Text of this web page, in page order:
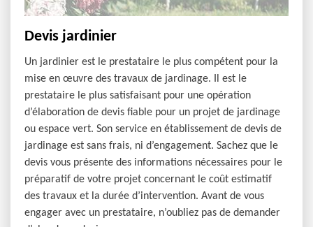
Devis jardinier
Un jardinier est le prestataire le plus compétent pour la
mise en œuvre des travaux de jardinage. Il est le
prestataire le plus satisfaisant pour une opération
d’élaboration de devis fiable pour un projet de jardinage
ou espace vert. Son service en établissement de devis de
jardinage est sans frais, ni d’engagement. Sachez que le
devis vous présente des informations nécessaires pour le
préparatif de votre projet concernant le coût estimatif
des travaux et la durée d’intervention. Avant de vous
engager avec un prestataire, n’oubliez pas de demander